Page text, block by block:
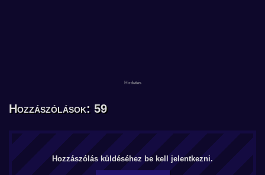
Hozzászólások: 59
Hozzászólás küldéséhez be kell jelentkezni.